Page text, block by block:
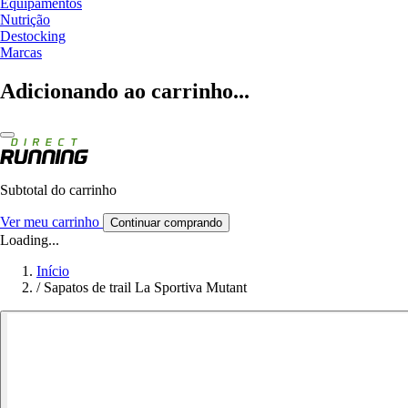
Equipamentos
Nutrição
Destocking
Marcas
Adicionando ao carrinho...
Subtotal do carrinho
Ver meu carrinho Continuar comprando
Loading...
Início
/ Sapatos de trail La Sportiva Mutant